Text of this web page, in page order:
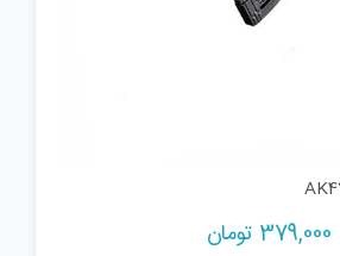
379,000 تومان